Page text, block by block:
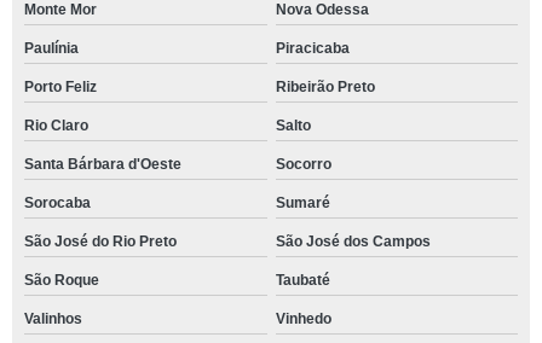
Monte Mor Nova Odessa
Paulínia Piracicaba
Porto Feliz Ribeirão Preto
Rio Claro Salto
Santa Bárbara d'Oeste Socorro
Sorocaba Sumaré
São José do Rio Preto São José dos Campos
São Roque Taubaté
Valinhos Vinhedo